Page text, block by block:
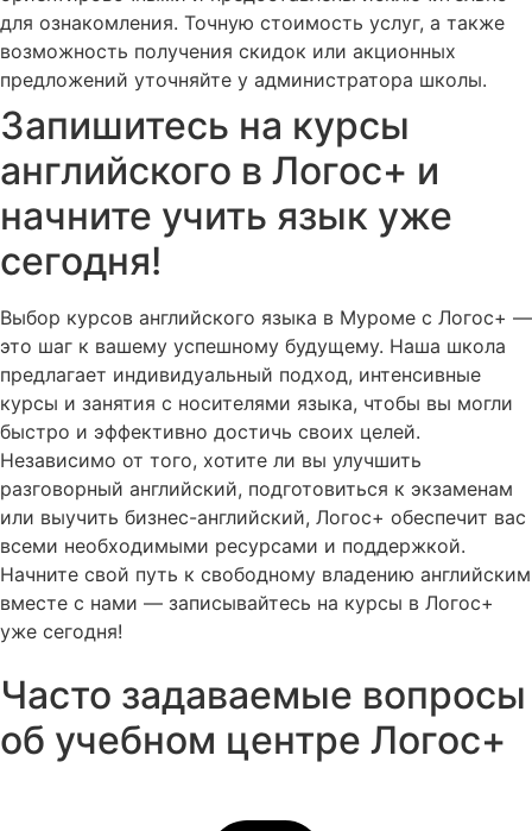
для ознакомления. Точную стоимость услуг, а также
возможность получения скидок или акционных
предложений уточняйте у администратора школы.
Запишитесь на курсы
английского в Логос+ и
начните учить язык уже
сегодня!
Выбор курсов английского языка в Муроме с Логос+ —
это шаг к вашему успешному будущему. Наша школа
предлагает индивидуальный подход, интенсивные
курсы и занятия с носителями языка, чтобы вы могли
быстро и эффективно достичь своих целей.
Независимо от того, хотите ли вы улучшить
разговорный английский, подготовиться к экзаменам
или выучить бизнес-английский, Логос+ обеспечит вас
всеми необходимыми ресурсами и поддержкой.
Начните свой путь к свободному владению английским
вместе с нами — записывайтесь на курсы в Логос+
уже сегодня!
Часто задаваемые вопросы
об учебном центре Логос+